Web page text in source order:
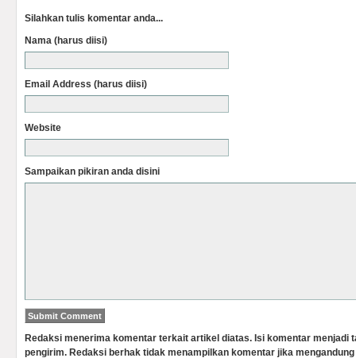
Silahkan tulis komentar anda...
Nama (harus diisi)
Email Address (harus diisi)
Website
Sampaikan pikiran anda disini
Redaksi menerima komentar terkait artikel diatas. Isi komentar menjadi
pengirim. Redaksi berhak tidak menampilkan komentar jika